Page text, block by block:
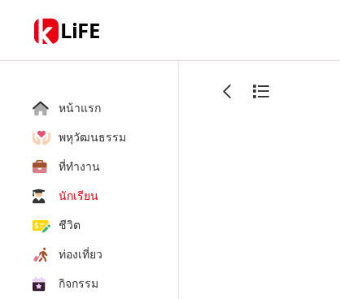
LiFE
หน้าแรก
พหุวัฒนธรรม
ที่ทำงาน
นักเรียน
ชีวิต
ท่องเที่ยว
กิจกรรม